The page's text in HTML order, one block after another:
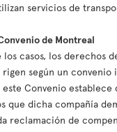
servicios de
de Montreal
los casos, los derechos
según un
Convenio
que dicha compañía
reclamación de